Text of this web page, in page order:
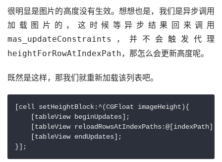
很明显是图片的高度没有生效。想想也是，我们是异步调用
加载图片的，这时候等异步结果回来调用
mas_updateConstraints
heightForRowAtIndexPath，那怎么会更新高度呢。
既然是这样，那我们就重新加载该列表吧。
[cell setHeightBlock:^(CGFloat imageHeight){
    [tableView beginUpdates];
[tableView reloadRowsAtIndexPaths:@[indexPath]
    [tableView endUpdates];